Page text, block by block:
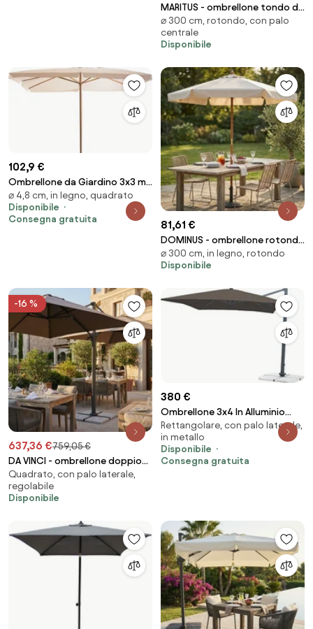
MARITUS - ombrellone tondo da
giardino palo centrale 3 m
⌀ 300 cm, rotondo, con palo
centrale
Disponibile
102,9 €
Ombrellone da Giardino 3x3 m
Palo Ø48 mm in Legno Bauer
Bianco...
⌀ 4,8 cm, in legno, quadrato
Disponibile
Consegna gratuita
81,61 €
DOMINUS - ombrellone rotondo
da giardino palo centrale in
legno 3 m
⌀ 300 cm, in legno, rotondo
Disponibile
-16 %
637,36 €759,05 €
DA VINCI - ombrellone doppio
da giardino
Quadrato, con palo laterale,
regolabile
Disponibile
380 €
Ombrellone 3x4 In Alluminio
Orientabile Palo Laterale
Tortora Con Braccio
Decentrato
Rettangolare, con palo laterale,
in metallo
Disponibile
Consegna gratuita